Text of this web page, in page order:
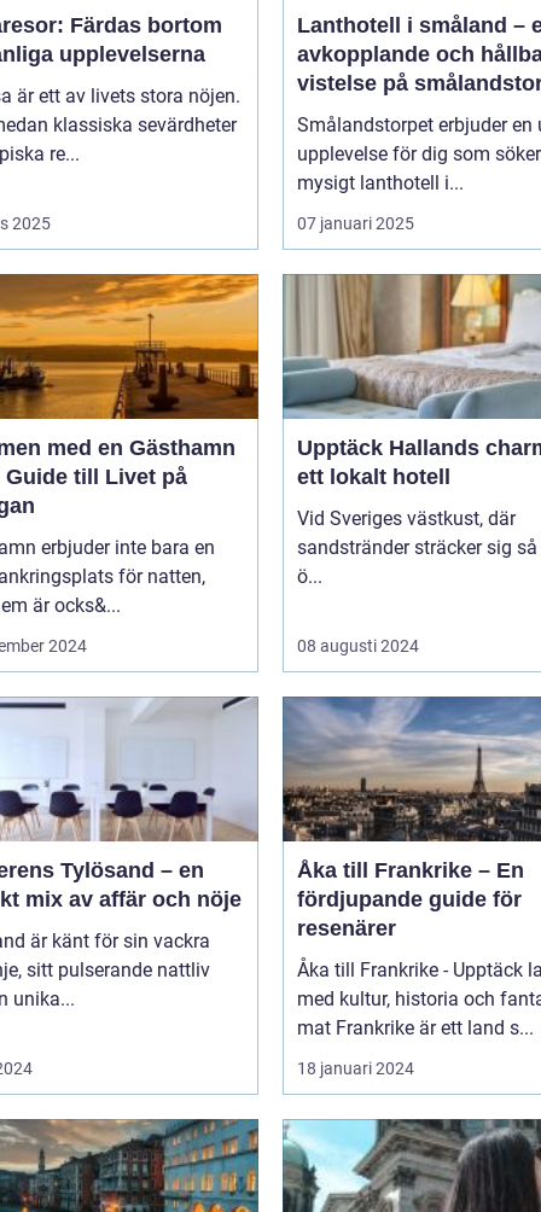
Färdas bortom
upplevelserna
är ett av livets stora nöjen.
klassiska sevärdheter
re...
2025
Lanthotell i småland –
avkopplande och
vistelse på
Smålandstorpet erbjuder en
upplevelse för dig som
mysigt lanthotell i...
07 januari 2025
med en Gästhamn
Guide till Livet på
erbjuder inte bara en
för natten,
är ocks&...
2024
Upptäck Hallands
ett lokalt hotell
Vid Sveriges västkust, där
sandstränder sträcker sig
ö...
08 augusti 2024
Tylösand – en
mix av affär och nöje
är känt för sin vackra
sitt pulserande nattliv
unika...
Åka till Frankrike – En
fördjupande guide för
resenärer
Åka till Frankrike - Upptäck
med kultur, historia och
mat Frankrike är ett land s...
18 januari 2024